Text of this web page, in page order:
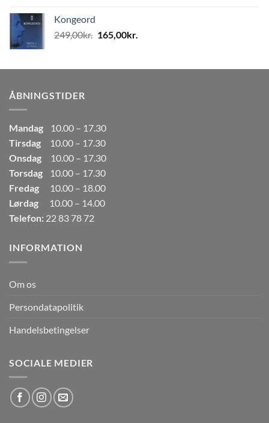
var:
80,00kr..50,00kr..
Kongeord
249,00kr. Den
var:
165,00kr.
er:
ÅBNINGSTIDER
Mandag
10.00 – 17.30
Tirsdag
10.00 – 17.30
Onsdag
10.00 – 17.30
Torsdag
10.00 – 17.30
Fredag
10.00 – 18.00
Lørdag
10.00 – 14.00
Telefon: 22 83 78 72
INFORMATION
Om os
Persondatapolitik
Handelsbetingelser
SOCIALE MEDIER